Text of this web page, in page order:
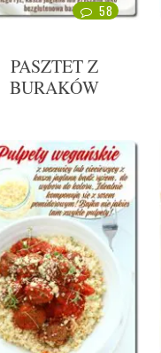
58
PASZTET Z
BURAKÓW